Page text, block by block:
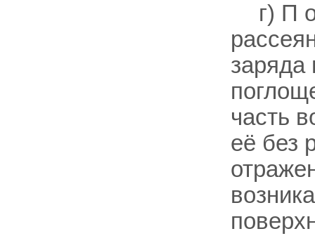
г) П
заряда
часть
её без